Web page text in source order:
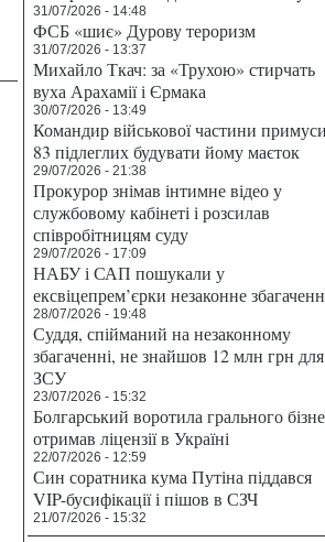
31/07/2026 - 14:48
ФСБ «шиє» Дурову тероризм
31/07/2026 - 13:37
Михайло Ткач: за «Трухою» стирчать
вуха Арахамії і Єрмака
30/07/2026 - 13:49
Командир військової частини
83 підлеглих будувати йому маєток
29/07/2026 - 21:38
Прокурор знімав інтимне відео у
службовому кабінеті і розсилав
співробітницям суду
29/07/2026 - 17:09
НАБУ і САП пошукали у
ексвіцепрем’єрки незаконне
28/07/2026 - 19:48
Суддя, спійманий на незаконному
збагаченні, не знайшов 12 млн грн для
ЗСУ
23/07/2026 - 15:32
Болгарський воротила грального
отримав ліцензії в Україні
22/07/2026 - 12:59
Син соратника кума Путіна піддався
VIP-бусифікації і пішов в СЗЧ
21/07/2026 - 15:32